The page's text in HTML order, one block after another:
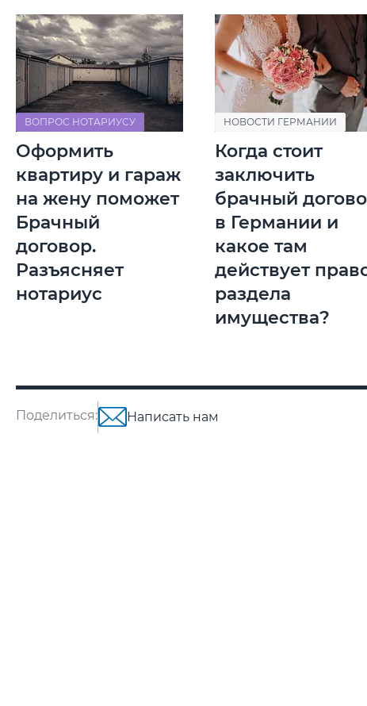
ВОПРОС НОТАРИУСУ
Оформить
квартиру и гараж
на жену поможет
Брачный
договор.
Разъясняет
нотариус
НОВОСТИ ГЕРМАНИИ
Когда стоит
заключить
брачный
в Германии и
какое там
действует
раздела
имущества?
Поделиться: Написать нам